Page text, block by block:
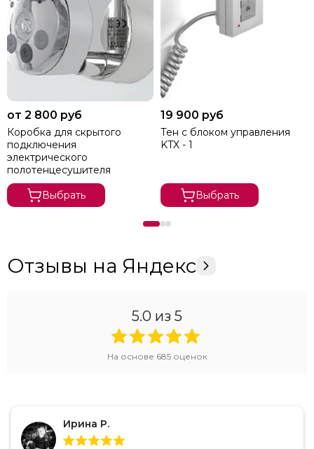
от 2 800 руб
Коробка для скрытого
подключения
электрического
полотенцесушителя
Выбрать
19 900 руб
Тен с блоком управления
KTX - 1
Выбрать
Отзывы на Яндекс
5.0 из 5
На основе 685оценок
Ирина Р.